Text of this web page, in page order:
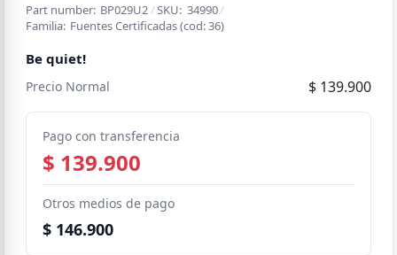
Part number: BP029U2/SKU: 34990/
Familia: Fuentes Certificadas(cod:36)
Be quiet!
Precio Normal $ 139.900
Pago con transferencia
$ 139.900
Otros medios de pago
$ 146.900